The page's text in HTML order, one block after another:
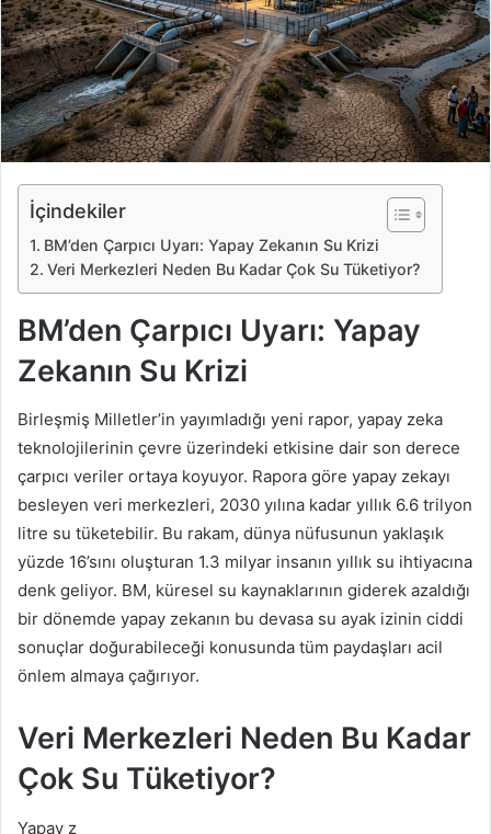
s
t
a
g
ö
n
m
e
İçindekiler
BM’den Çarpıcı Uyarı: Yapay Zekanın Su Krizi
Veri Merkezleri Neden Bu Kadar Çok Su Tüketiyor?
BM’den Çarpıcı Uyarı: Yapay
Zekanın Su Krizi
Birleşmiş Milletler’in yayımladığı yeni rapor, yapay zeka
teknolojilerinin çevre üzerindeki etkisine dair son derece
çarpıcı veriler ortaya koyuyor. Rapora göre yapay zekayı
besleyen veri merkezleri, 2030 yılına kadar yıllık 6.6 trilyon
litre su tüketebilir. Bu rakam, dünya nüfusunun yaklaşık
yüzde 16’sını oluşturan 1.3 milyar insanın yıllık su ihtiyacına
denk geliyor. BM, küresel su kaynaklarının giderek azaldığı
bir dönemde yapay zekanın bu devasa su ayak izinin ciddi
sonuçlar doğurabileceği konusunda tüm paydaşları acil
önlem almaya çağırıyor.
Veri Merkezleri Neden Bu Kadar
Çok Su Tüketiyor?
Yapay z